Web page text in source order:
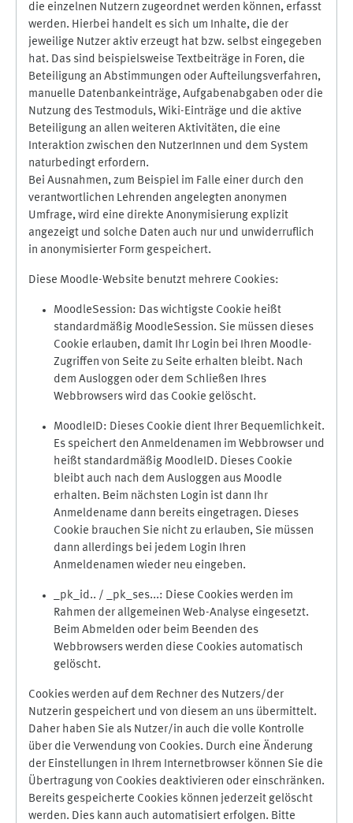
die einzelnen Nutzern zugeordnet werden können, erfasst
werden. Hierbei handelt es sich um Inhalte, die der
jeweilige Nutzer aktiv erzeugt hat bzw. selbst eingegeben
hat. Das sind beispielsweise Textbeiträge in Foren, die
Beteiligung an Abstimmungen oder Aufteilungsverfahren,
manuelle Datenbankeinträge, Aufgabenabgaben oder die
Nutzung des Testmoduls, Wiki-Einträge und die aktive
Beteiligung an allen weiteren Aktivitäten, die eine
Interaktion zwischen den NutzerInnen und dem System
naturbedingt erfordern.
Bei Ausnahmen, zum Beispiel im Falle einer durch den
verantwortlichen Lehrenden angelegten anonymen
Umfrage, wird eine direkte Anonymisierung explizit
angezeigt und solche Daten auch nur und unwiderruflich
in anonymisierter Form gespeichert.
Diese Moodle-Website benutzt mehrere Cookies:
MoodleSession: Das wichtigste Cookie heißt
standardmäßig MoodleSession. Sie müssen dieses
Cookie erlauben, damit Ihr Login bei Ihren Moodle-
Zugriffen von Seite zu Seite erhalten bleibt. Nach
dem Ausloggen oder dem Schließen Ihres
Webbrowsers wird das Cookie gelöscht.
MoodleID: Dieses Cookie dient Ihrer Bequemlichkeit.
Es speichert den Anmeldenamen im Webbrowser und
heißt standardmäßig MoodleID. Dieses Cookie
bleibt auch nach dem Ausloggen aus Moodle
erhalten. Beim nächsten Login ist dann Ihr
Anmeldename dann bereits eingetragen. Dieses
Cookie brauchen Sie nicht zu erlauben, Sie müssen
dann allerdings bei jedem Login Ihren
Anmeldenamen wieder neu eingeben.
_pk_id.. / _pk_ses...: Diese Cookies werden im
Rahmen der allgemeinen Web-Analyse eingesetzt.
Beim Abmelden oder beim Beenden des
Webbrowsers werden diese Cookies automatisch
gelöscht.
Cookies werden auf dem Rechner des Nutzers/der
Nutzerin gespeichert und von diesem an uns übermittelt.
Daher haben Sie als Nutzer/in auch die volle Kontrolle
über die Verwendung von Cookies. Durch eine Änderung
der Einstellungen in Ihrem Internetbrowser können Sie die
Übertragung von Cookies deaktivieren oder einschränken.
Bereits gespeicherte Cookies können jederzeit gelöscht
werden. Dies kann auch automatisiert erfolgen. Bitte